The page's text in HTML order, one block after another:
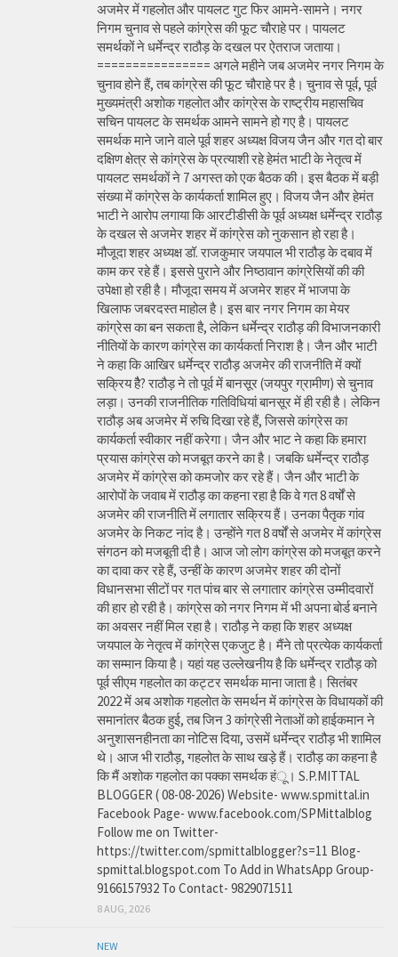
अजमेर में गहलोत और पायलट गुट फिर आमने-सामने। नगर
निगम चुनाव से पहले कांग्रेस की फूट चौराहे पर। पायलट
समर्थकों ने धर्मेन्द्र राठौड़ के दखल पर ऐतराज जताया।
================ अगले महीने जब अजमेर नगर निगम के
चुनाव होने हैं, तब कांग्रेस की फूट चौराहे पर है। चुनाव से पूर्व, पूर्व
मुख्यमंत्री अशोक गहलोत और कांग्रेस के राष्ट्रीय महासचिव
सचिन पायलट के समर्थक आमने सामने हो गए है। पायलट
समर्थक माने जाने वाले पूर्व शहर अध्यक्ष विजय जैन और गत दो बार
दक्षिण क्षेत्र से कांग्रेस के प्रत्याशी रहे हेमंत भाटी के नेतृत्व में
पायलट समर्थकों ने 7 अगस्त को एक बैठक की। इस बैठक में बड़ी
संख्या में कांग्रेस के कार्यकर्ता शामिल हुए। विजय जैन और हेमंत
भाटी ने आरोप लगाया कि आरटीडीसी के पूर्व अध्यक्ष धर्मेन्द्र राठौड़
के दखल से अजमेर शहर में कांग्रेस को नुकसान हो रहा है।
मौजूदा शहर अध्यक्ष डॉ. राजकुमार जयपाल भी राठौड़ के दबाव में
काम कर रहे हैं। इससे पुराने और निष्ठावान कांग्रेसियों की की
उपेक्षा हो रही है। मौजूदा समय में अजमेर शहर में भाजपा के
खिलाफ जबरदस्त माहोल है। इस बार नगर निगम का मेयर
कांग्रेस का बन सकता है, लेकिन धर्मेन्द्र राठौड़ की विभाजनकारी
नीतियों के कारण कांग्रेस का कार्यकर्ता निराश है। जैन और भाटी
ने कहा कि आखिर धर्मेन्द्र राठौड़ अजमेर की राजनीति में क्यों
सक्रिय हैै? राठौड़ ने तो पूर्व में बानसूर (जयपुर ग्रामीण) से चुनाव
लड़ा। उनकी राजनीतिक गतिविधियां बानसूर में ही रही है। लेकिन
राठौड़ अब अजमेर में रुचि दिखा रहे हैं, जिससे कांग्रेस का
कार्यकर्ता स्वीकार नहीं करेगा। जैन और भाट ने कहा कि हमारा
प्रयास कांग्रेस को मजबूत करने का है। जबकि धर्मेन्द्र राठौड़
अजमेर में कांग्रेस को कमजोर कर रहे हैं। जैन और भाटी के
आरोपों के जवाब में राठौड़ का कहना रहा है कि वे गत 8 वर्षों से
अजमेर की राजनीति में लगातार सक्रिय हैं। उनका पैतृक गांव
अजमेर के निकट नांद है। उन्होंने गत 8 वर्षों से अजमेर में कांग्रेस
संगठन को मजबूती दी है। आज जो लोग कांग्रेस को मजबूत करने
का दावा कर रहे हैं, उन्हीं के कारण अजमेर शहर की दोनों
विधानसभा सीटों पर गत पांच बार से लगातार कांग्रेस उम्मीदवारों
की हार हो रही है। कांग्रेस को नगर निगम में भी अपना बोर्ड बनाने
का अवसर नहीं मिल रहा है। राठौड़ ने कहा कि शहर अध्यक्ष
जयपाल के नेतृत्व में कांग्रेस एकजुट है। मैंने तो प्रत्येक कार्यकर्ता
का सम्मान किया है। यहां यह उल्लेखनीय है कि धर्मेन्द्र राठौड़ को
पूर्व सीएम गहलोत का कट्टर समर्थक माना जाता है। सितंबर
2022 में अब अशोक गहलोत के समर्थन में कांग्रेस के विधायकों की
समानांतर बैठक हुई, तब जिन 3 कांग्रेसी नेताओं को हाईकमान ने
अनुशासनहीनता का नोटिस दिया, उसमें धर्मेन्द्र राठौड़ भी शामिल
थे। आज भी राठौड़, गहलोत के साथ खड़े हैं। राठौड़ का कहना है
कि मैं अशोक गहलोत का पक्का समर्थक हंू। S.P.MITTAL
BLOGGER ( 08-08-2026) Website- www.spmittal.in
Facebook Page- www.facebook.com/SPMittalblog
Follow me on Twitter-
https://twitter.com/spmittalblogger?s=11 Blog-
spmittal.blogspot.com To Add in WhatsApp Group-
9166157932 To Contact- 9829071511
8 AUG, 2026
NEW